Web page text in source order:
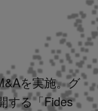
を実施。グ
する「Fides